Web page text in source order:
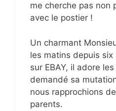
me cherche pas non
avec le postier !
Un charmant
les matins depuis
sur EBAY, il adore
demandé sa
nous rapprochions
parents.